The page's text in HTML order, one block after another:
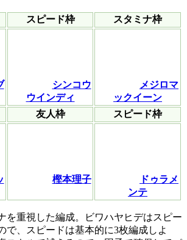
スピード枠 スタミナ枠
シンコウ
ウインディ
メジロマ
ックイーン
友人枠 スピード枠
樫本理子
ドゥラメ
ンテ
を重視した編成。ビワハヤヒデはスピー
で、スピードは基本的に3枚編成しよ